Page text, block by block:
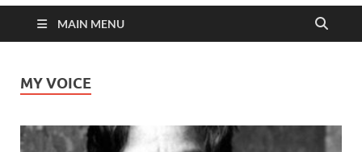
MAIN MENU
MY VOICE